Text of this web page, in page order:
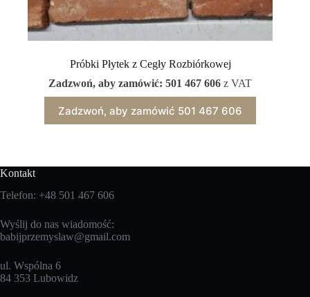
Próbki Płytek z Cegły Rozbiórkowej
Zadzwoń, aby zamówić: 501 467 606 z VAT
Zadzwoń, aby zamówić 501 467 606
Kontakt
Telefon: +48 501 467 606
Wyślij do nas wiadomość:
babijprzemyslaw@gmail.com
ul. Wspólna 6
84 353 Lubowidz